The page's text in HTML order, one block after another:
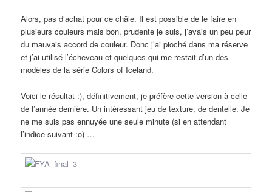
Alors, pas d’achat pour ce châle. Il est possible de le faire en
plusieurs couleurs mais bon, prudente je suis, j’avais un peu peur
du mauvais accord de couleur. Donc j’ai pioché dans ma réserve
et j’ai utilisé l’écheveau et quelques qui me restait d’un des
modèles de la série Colors of Iceland.
Voici le résultat :), définitivement, je préfère cette version à celle
de l’année dernière. Un intéressant jeu de texture, de dentelle. Je
ne me suis pas ennuyée une seule minute (si en attendant
l’indice suivant :o) …